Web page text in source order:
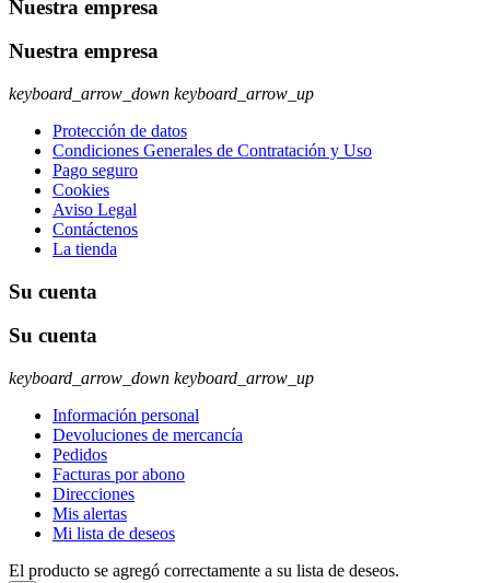
Nuestra empresa
Nuestra empresa
keyboard_arrow_down keyboard_arrow_up
Protección de datos
Condiciones Generales de Contratación y Uso
Pago seguro
Cookies
Aviso Legal
Contáctenos
La tienda
Su cuenta
Su cuenta
keyboard_arrow_down keyboard_arrow_up
Información personal
Devoluciones de mercancía
Pedidos
Facturas por abono
Direcciones
Mis alertas
Mi lista de deseos
El producto se agregó correctamente a su lista de deseos.